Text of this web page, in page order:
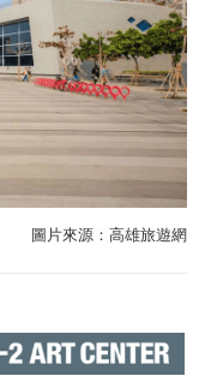
圖片來源：高雄旅遊網